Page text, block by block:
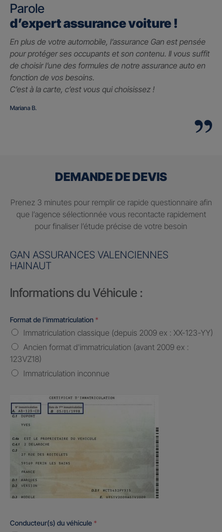
Parole
d’expert assurance voiture !
En plus de votre automobile, l’assurance Gan est pensée
pour protéger ses occupants et son contenu. Il vous suffit
de choisir l’une des formules de notre assurance auto en
fonction de vos besoins.
C’est à la carte, c’est vous qui choisissez !
Mariana B.
DEMANDE DE DEVIS
Prenez 3 minutes pour remplir ce rapide questionnaire afin
que l’agence sélectionnée vous recontacte rapidement
pour finaliser l’étude précise de votre besoin
GAN ASSURANCES VALENCIENNES
HAINAUT
Informations du Véhicule :
Format de l'immatriculation *
Immatriculation classique (depuis 2009 ex : XX-123-YY)
Ancien format d'immatriculation (avant 2009 ex :
123VZ18)
Immatriculation inconnue
Conducteur(s) du véhicule *